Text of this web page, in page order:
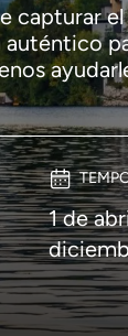
capturar
auténtico
1 de